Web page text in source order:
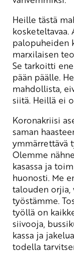
Heille tästä
kosketeltavaa.
palopuheiden
marxilaisen
Se tarkoitti
pään päälle.
mahdollista,
siitä. Heillä ei
Koronakriisi
saman
ymmärrettävä
Olemme
kasassa ja
huonosti. Me
talouden orjia,
työstämme.
työllä on
siivooja,
kassa ja
todella